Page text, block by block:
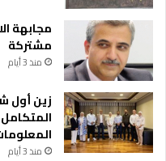
مجابهة
مشتركة
منذ 3 أيام
زين أول
منذ 3 أيام